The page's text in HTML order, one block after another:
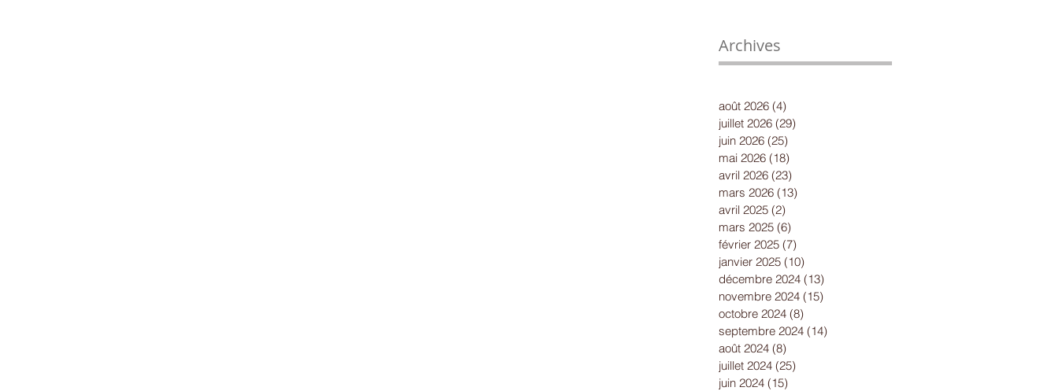
Archives
août 2026 (4)
juillet 2026 (29)
juin 2026 (25)
mai 2026 (18)
avril 2026 (23)
mars 2026 (13)
avril 2025 (2)
mars 2025 (6)
février 2025 (7)
janvier 2025 (10)
décembre 2024 (13)
novembre 2024 (15)
octobre 2024 (8)
septembre 2024 (14)
août 2024 (8)
juillet 2024 (25)
juin 2024 (15)